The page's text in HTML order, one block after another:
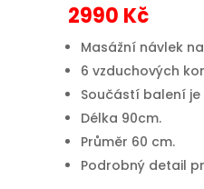
2990 Kč
Masážní návlek
6 vzduchových
Součástí balení
Délka 90cm.
Průměr 60 cm.
Podrobný detail